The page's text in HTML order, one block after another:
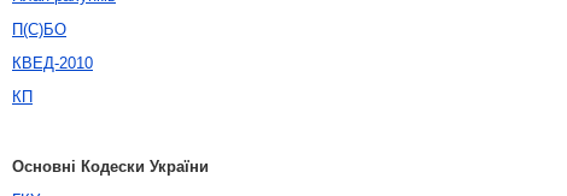
П(С)БО
КВЕД-2010
КП
Основні Кодески України